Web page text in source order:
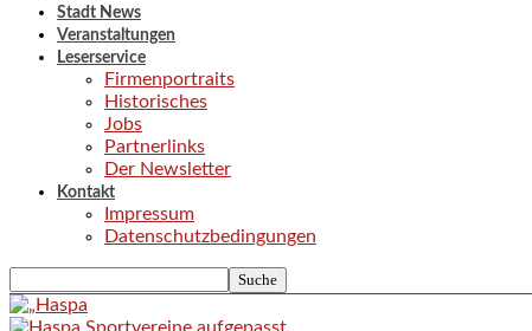
Stadt News
Veranstaltungen
Leserservice
Firmenportraits
Historisches
Jobs
Partnerlinks
Der Newsletter
Kontakt
Impressum
Datenschutzbedingungen